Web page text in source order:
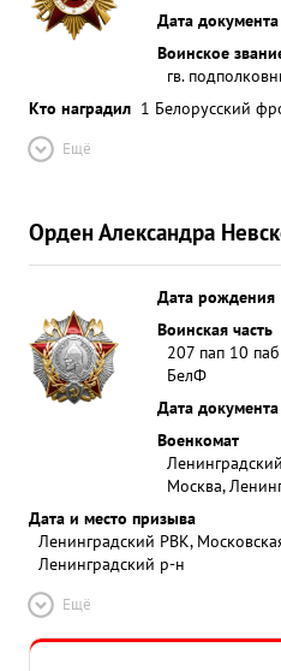
Дата документа
Воинское
гв.
Кто наградил 1 Белорусский
Ещё
Орден Александра
Дата рождения
Воинская часть
207 пап 10
БелФ
Дата документа
Военкомат
Москва,
Дата и место призыва
Ленинградский РВК,
Ленинградский р-н
Ещё